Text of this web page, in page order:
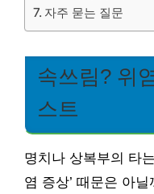
자주 묻는 질문
속쓰림? 위
스트
명치나 상복부의 타
염 증상’ 때문은 아